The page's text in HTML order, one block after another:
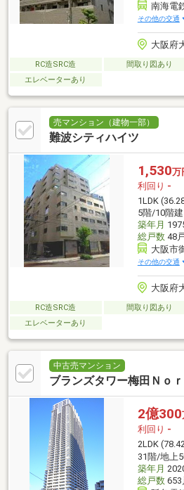
南海電
その他の交通
大阪府
RC造SRC造 間取り図あり
エレベーターあり
売マンション（建物一部）
難波シティハイツ
1,530万
利回り -
1LDK
5階/10階建
築年月
総戸数48
大阪市
その他の交通
大阪府
RC造SRC造 間取り図あり
エレベーターあり
中古売マンション
ブランズタワー梅田Ｎｏ
2億300
利回り -
2LDK
31階/地上
築年月
総戸数653